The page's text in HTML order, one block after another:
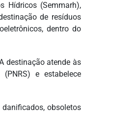
Hídricos (Semmarh),
de resíduos
dentro do
destinação atende às
e estabelece
obsoletos